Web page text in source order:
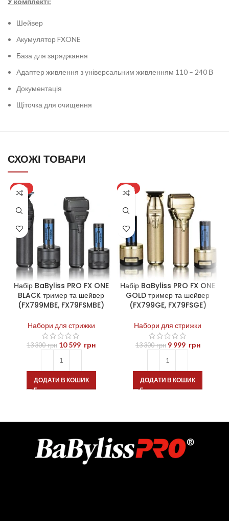
Шейвер
Акумулятор FXONE
База для заряджання
Адаптер живлення з універсальним живленням 110 – 240 В
Документація
Щіточка для очищення
СХОЖІ ТОВАРИ
-20%
Набір BaByliss PRO FX ONE
BLACK тример та шейвер
(FX799MBE, FX79FSMBE)
Набори для стрижки
13 300грн 10 599 грн
ДОДАТИ В КОШИК
-25%
Набір BaByliss PRO FX ONE
GOLD тример та шейвер
(FX799GE, FX79FSGE)
Набори для стрижки
13 300грн 9 999 грн
ДОДАТИ В КОШИК